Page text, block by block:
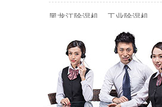
黑龙江除湿机，工业除湿机